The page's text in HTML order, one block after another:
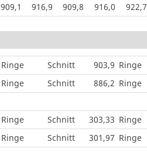
909,1 916,9 909,8 916,0 922,7
Ringe Schnitt 903,9 Ringe
Ringe Schnitt 886,2 Ringe
Ringe Schnitt 303,33 Ringe
Ringe Schnitt 301,97 Ringe